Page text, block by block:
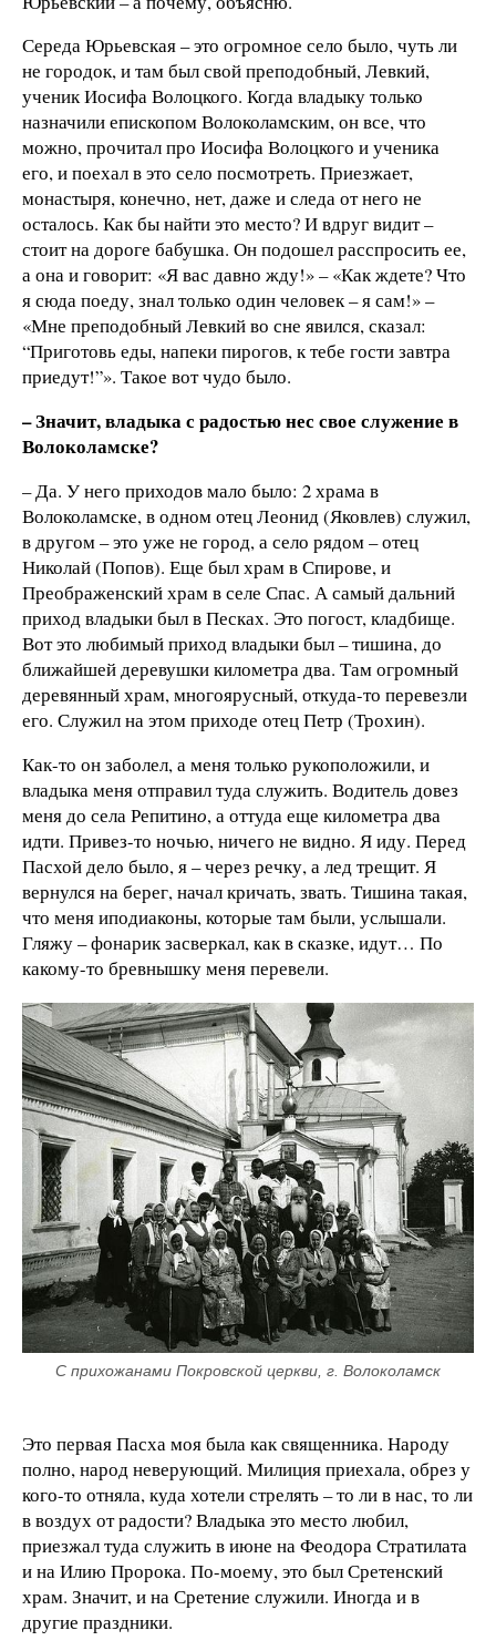
Середа Юрьевская – это огромное село было, чуть ли
не городок, и там был свой преподобный, Левкий,
ученик Иосифа Волоцкого. Когда владыку только
назначили епископом Волоколамским, он все, что
можно, прочитал про Иосифа Волоцкого и ученика
его, и поехал в это село посмотреть. Приезжает,
монастыря, конечно, нет, даже и следа от него не
осталось. Как бы найти это место? И вдруг видит –
стоит на дороге бабушка. Он подошел расспросить ее,
а она и говорит: «Я вас давно жду!» – «Как ждете? Что
я сюда поеду, знал только один человек – я сам!» –
«Мне преподобный Левкий во сне явился, сказал:
“Приготовь еды, напеки пирогов, к тебе гости завтра
приедут!”». Такое вот чудо было.
– Значит, владыка с радостью нес свое служение в
Волоколамске?
– Да. У него приходов мало было: 2 храма в
Волоколамске, в одном отец Леонид (Яковлев) служил,
в другом – это уже не город, а село рядом – отец
Николай (Попов). Еще был храм в Спирове, и
Преображенский храм в селе Спас. А самый дальний
приход владыки был в Песках. Это погост, кладбище.
Вот это любимый приход владыки был – тишина, до
ближайшей деревушки километра два. Там огромный
деревянный храм, многоярусный, откуда-то перевезли
его. Служил на этом приходе отец Петр (Трохин).
Как-то он заболел, а меня только рукоположили, и
владыка меня отправил туда служить. Водитель довез
меня до села Репитино, а оттуда еще километра два
идти. Привез-то ночью, ничего не видно. Я иду. Перед
Пасхой дело было, я – через речку, а лед трещит. Я
вернулся на берег, начал кричать, звать. Тишина такая,
что меня иподиаконы, которые там были, услышали.
Гляжу – фонарик засверкал, как в сказке, идут… По
какому-то бревнышку меня перевели.
С прихожанами Покровской церкви, г. Волоколамск
Это первая Пасха моя была как священника. Народу
полно, народ неверующий. Милиция приехала, обрез у
кого-то отняла, куда хотели стрелять – то ли в нас, то ли
в воздух от радости? Владыка это место любил,
приезжал туда служить в июне на Феодора Стратилата
и на Илию Пророка. По-моему, это был Сретенский
храм. Значит, и на Сретение служили. Иногда и в
другие праздники.